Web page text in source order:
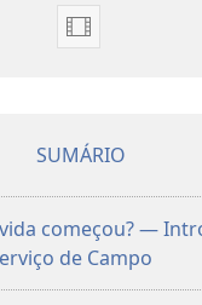
Opções
vídeo
o
Serviço
SUMÁRIO
começou? —
de Campo